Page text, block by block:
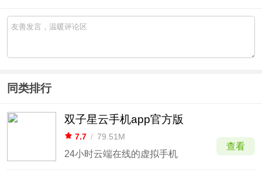
同类排行
双子星云手机app官方版
7.7 / 79.51M
24小时云端在线的虚拟手机
查看